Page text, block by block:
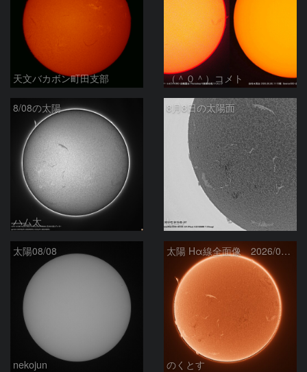
天文バカボン町田支部 （＾０＾）コメト
8/08の太陽
ハム太
8月8日の太陽面
ta-o
太陽08/08
nekojun
太陽 Hα線全面像 2026/08/08
のくとす